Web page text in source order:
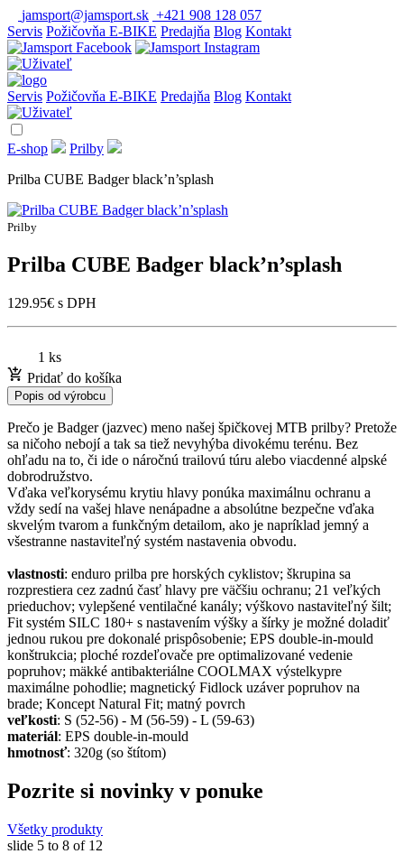
jamsport@jamsport.sk +421 908 128 057
Servis Požičovňa E-BIKE Predajňa Blog Kontakt
Servis Požičovňa E-BIKE Predajňa Blog Kontakt
E-shop
Prilby
Prilba CUBE Badger black’n’splash
Prilby
Prilba CUBE Badger black’n’splash
129.95€ s DPH
1 ks
Pridať do košíka
Popis od výrobcu
Prečo je Badger (jazvec) meno našej špičkovej MTB prilby? Pretože
sa ničoho nebojí a tak sa tiež nevyhýba divokému terénu. Bez
ohľadu na to, či ide o náročnú trailovú túru alebo viacdenné alpské
dobrodružstvo.
Vďaka veľkorysému krytiu hlavy ponúka maximálnu ochranu a
vždy sedí na vašej hlave nenápadne a absolútne bezpečne vďaka
skvelým tvarom a funkčným detailom, ako je napríklad jemný a
všestranne nastaviteľný systém nastavenia obvodu.
vlastnosti: enduro prilba pre horských cyklistov; škrupina sa
rozprestiera cez zadnú časť hlavy pre väčšiu ochranu; 21 veľkých
prieduchov; vylepšené ventilačné kanály; výškovo nastaviteľný šilt;
Fit systém SILC 180+ s nastavením výšky a šírky je možné doladiť
jednou rukou pre dokonalé prispôsobenie; EPS double-in-mould
konštrukcia; ploché rozdeľovače pre optimalizované vedenie
popruhov; mäkké antibakteriálne COOLMAX výstelkypre
maximálne pohodlie; magnetický Fidlock uzáver popruhov na
brade; Koncept Natural Fit; matný povrch
veľkosti: S (52-56) - M (56-59) - L (59-63)
materiál: EPS double-in-mould
hmotnosť: 320g (so štítom)
Pozrite si novinky v ponuke
Všetky produkty
slide 5 to 8 of 12